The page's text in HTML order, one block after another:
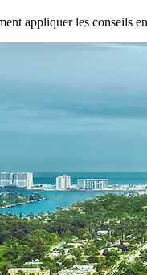
appliquer les conseils